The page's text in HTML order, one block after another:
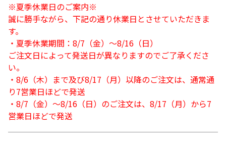
※夏季休業日のご案内※
誠に勝手ながら、下記の通り休業日とさせていただきま
す。
・夏季休業期間：8/7（金）～8/16（日）
ご注文日によって発送日が異なりますのでご了承くださ
い。
・8/6（木）まで及び8/17（月）以降のご注文は、通常通
り7営業日ほどで発送
・8/7（金）～8/16（日）のご注文は、8/17（月）から7
営業日ほどで発送